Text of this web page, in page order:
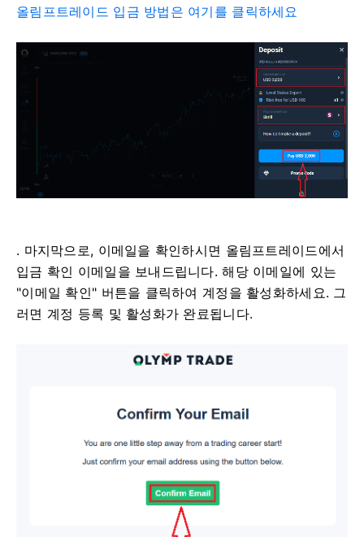
올림프트레이드 입금 방법은 여기를 클릭하세요
. 마지막으로, 이메일을 확인하시면 올림프트레이드에서
입금 확인 이메일을 보내드립니다. 해당 이메일에 있는
"이메일 확인" 버튼을 클릭하여 계정을 활성화하세요. 그
러면 계정 등록 및 활성화가 완료됩니다.